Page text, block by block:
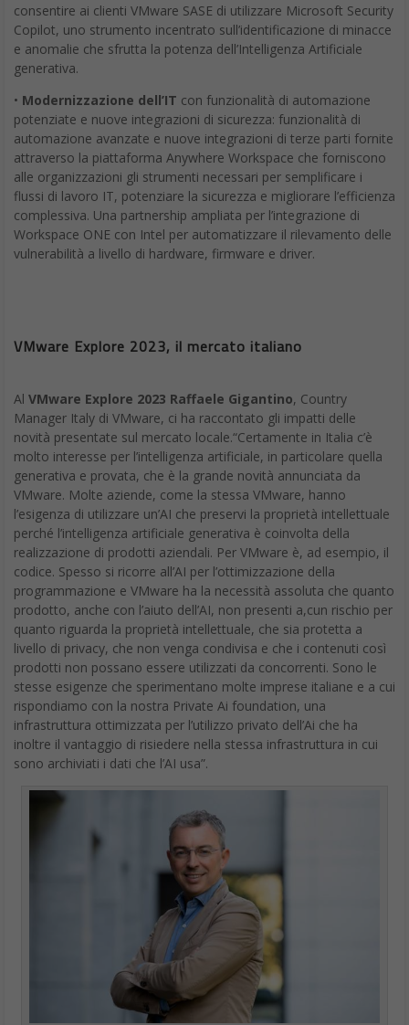
e anomalie che sfrutta la potenza dell’Intelligenza Artificiale
generativa.
•Modernizzazione dell’IT
automazione avanzate e nuove integrazioni di terze parti fornite
attraverso la piattaforma Anywhere Workspace che forniscono
alle organizzazioni gli strumenti necessari per semplificare i
flussi di lavoro IT, potenziare la sicurezza e migliorare l’efficienza
complessiva. Una partnership ampliata per l’integrazione di
Workspace ONE con Intel per automatizzare il rilevamento delle
vulnerabilità a livello di hardware, firmware e driver.
novità presentate sul mercato locale.“Certamente in Italia c’è
molto interesse per l’intelligenza artificiale, in particolare quella
generativa e provata, che è la grande novità annunciata da
VMware. Molte aziende, come la stessa VMware, hanno
l’esigenza di utilizzare un’AI che preservi la proprietà intellettuale
perché l’intelligenza artificiale generativa è coinvolta della
realizzazione di prodotti aziendali. Per VMware è, ad esempio, il
codice. Spesso si ricorre all’AI per l’ottimizzazione della
programmazione e VMware ha la necessità assoluta che quanto
prodotto, anche con l’aiuto dell’AI, non presenti a,cun rischio per
quanto riguarda la proprietà intellettuale, che sia protetta a
livello di privacy, che non venga condivisa e che i contenuti così
prodotti non possano essere utilizzati da concorrenti. Sono le
stesse esigenze che sperimentano molte imprese italiane e a cui
rispondiamo con la nostra Private Ai foundation, una
infrastruttura ottimizzata per l’utilizzo privato dell’Ai che ha
inoltre il vantaggio di risiedere nella stessa infrastruttura in cui
sono archiviati i dati che l’AI usa”.
Raffaele Gigantino, Country Manager di VMware